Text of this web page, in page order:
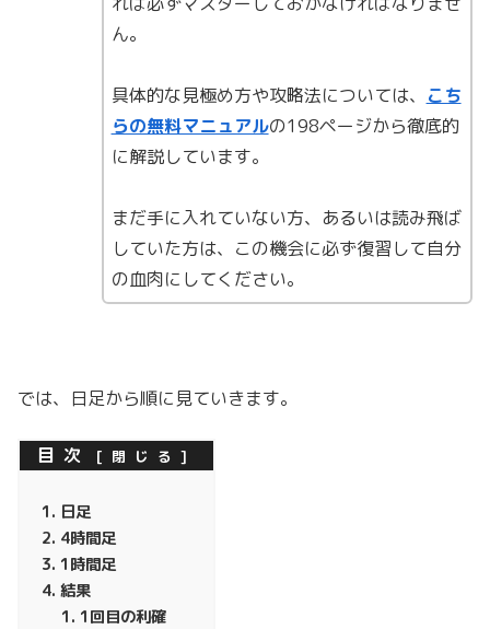
ん。
具体的な見極め方や攻略法については、 こち
らの無料マニュアルの198ページから徹底的
に解説しています。
まだ手に入れていない方、あるいは読み飛ば
していた方は、この機会に必ず復習して自分
の血肉にしてください。
では、日足から順に見ていきます。
目次
日足
4時間足
1時間足
結果
1回目の利確